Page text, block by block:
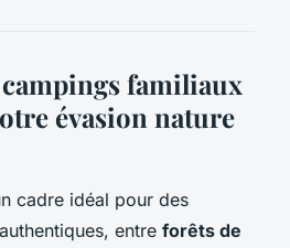
familiaux
évasion nature
cadre idéal pour des
entre forêts de